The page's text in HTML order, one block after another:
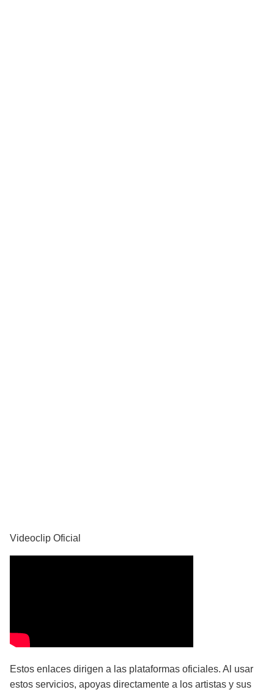
Videoclip Oficial
Estos enlaces dirigen a las plataformas oficiales. Al usar
estos servicios, apoyas directamente a los artistas y sus